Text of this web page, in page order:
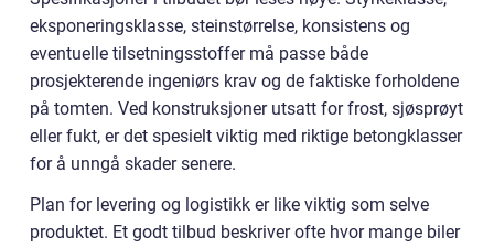
eksponeringsklasse, steinstørrelse, konsistens og
eventuelle tilsetningsstoffer må passe både
prosjekterende ingeniørs krav og de faktiske forholdene
på tomten. Ved konstruksjoner utsatt for frost, sjøsprøyt
eller fukt, er det spesielt viktig med riktige betongklasser
for å unngå skader senere.
Plan for levering og logistikk er like viktig som selve
produktet. Et godt tilbud beskriver ofte hvor mange biler